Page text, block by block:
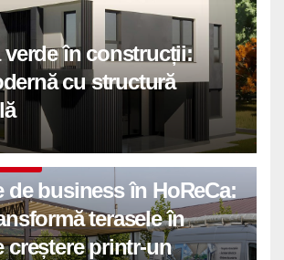
verde în construcții:
cu structură
de business în HoReCa:
terasele în
creștere printr-un